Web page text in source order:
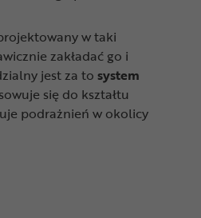
w taki
zakładać go i
jest za to system
się do kształtu
podrażnień w okolicy